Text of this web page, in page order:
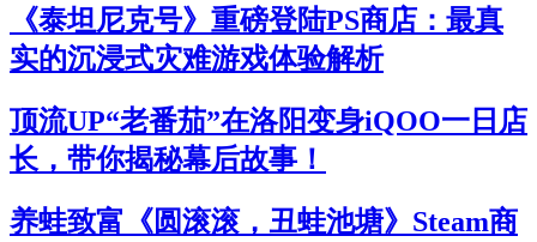
《泰坦尼克号》重磅登陆PS商店：最真
实的沉浸式灾难游戏体验解析
顶流UP“老番茄”在洛阳变身iQOO一日店
长，带你揭秘幕后故事！
养蛙致富《圆滚滚，丑蛙池塘》Steam商